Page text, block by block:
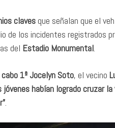
clavesque señalan que el
de los incidentes registrados
del Estadio Monumental.
cabo 1ª Jocelyn Soto, el vecino
jóvenes habían logrado cruzar la
.